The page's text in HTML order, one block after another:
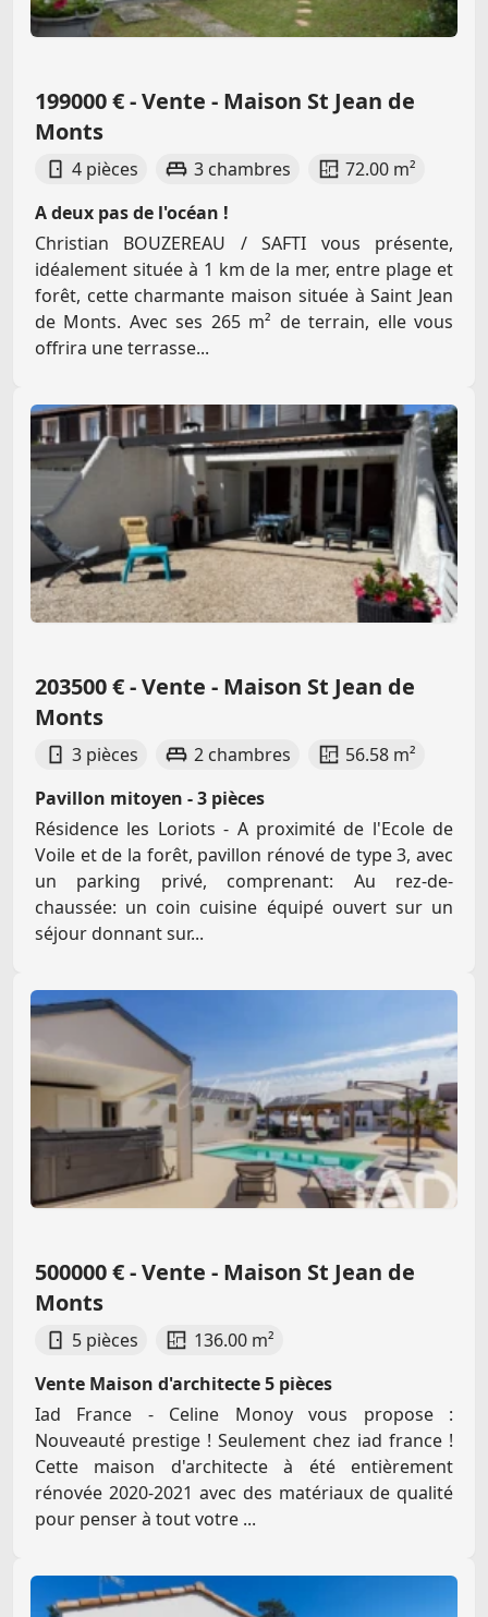
199000 € - Vente - Maison St Jean de
Monts
4 pièces 3 chambres
72.00 m²
A deux pas de l'océan !
Christian BOUZEREAU / SAFTI vous présente,
idéalement située à 1 km de la mer, entre plage et
forêt, cette charmante maison située à Saint Jean
de Monts. Avec ses 265 m² de terrain, elle vous
offrira une terrasse...
203500 € - Vente - Maison St Jean de
Monts
3 pièces 2 chambres
56.58 m²
Pavillon mitoyen - 3 pièces
Résidence les Loriots - A proximité de l'Ecole de
Voile et de la forêt, pavillon rénové de type 3, avec
un parking privé, comprenant: Au rez-de-
chaussée: un coin cuisine équipé ouvert sur un
séjour donnant sur...
500000 € - Vente - Maison St Jean de
Monts
5 pièces
136.00 m²
Vente Maison d'architecte 5 pièces
Iad France - Celine Monoy vous propose :
Nouveauté prestige ! Seulement chez iad france !
Cette maison d'architecte à été entièrement
rénovée 2020-2021 avec des matériaux de qualité
pour penser à tout votre ...